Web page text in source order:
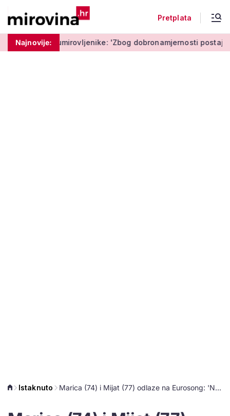
Pretplata
Najnovije:
umirovljenike: 'Zbog dobronamjernosti postaju meta
Istaknuto Marica (74) i Mijat (77) odlaze na Eurosong: 'Nemamo neki plan, a stopirat ćemo i avion ako treba'